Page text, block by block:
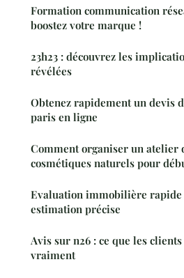
Formation communication
boostez votre marque !
23h23 : découvrez les
révélées
Obtenez rapidement un devis
paris en ligne
Comment organiser un atelier
cosmétiques naturels pour
Evaluation immobilière rapide
estimation précise
Avis sur n26 : ce que les
vraiment